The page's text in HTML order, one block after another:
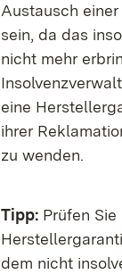
Austausch
sein, da das
nicht mehr
eine
ihrer
zu wenden.
Tipp: Prüfen
dem nicht